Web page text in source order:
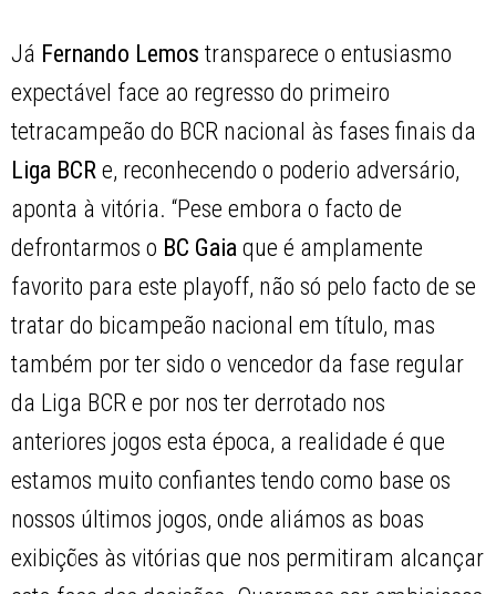
Já Fernando Lemos transparece o entusiasmo
expectável face ao regresso do primeiro
tetracampeão do BCR nacional às fases finais da
Liga BCR e, reconhecendo o poderio adversário,
aponta à vitória. “Pese embora o facto de
defrontarmos o BC Gaia que é amplamente
favorito para este playoff, não só pelo facto de se
tratar do bicampeão nacional em título, mas
também por ter sido o vencedor da fase regular
da Liga BCR e por nos ter derrotado nos
anteriores jogos esta época, a realidade é que
estamos muito confiantes tendo como base os
nossos últimos jogos, onde aliámos as boas
exibições às vitórias que nos permitiram alcançar